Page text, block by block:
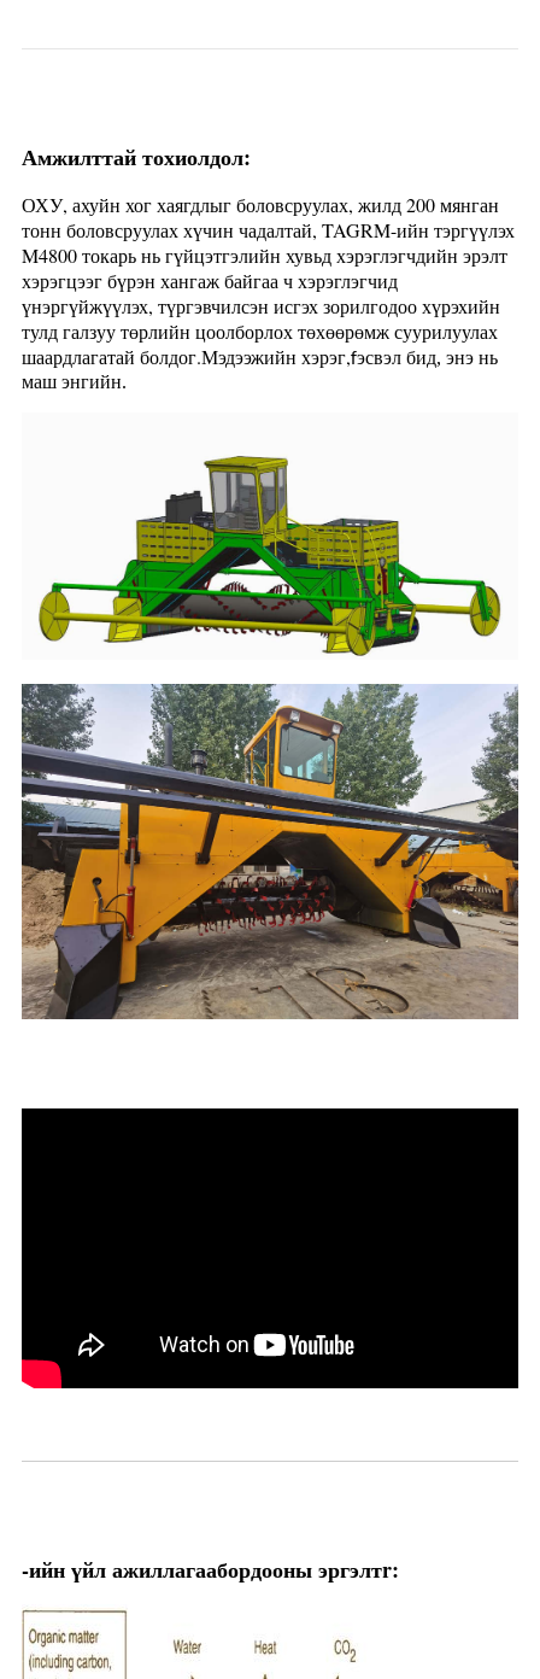
Амжилттай тохиолдол:
ОХУ, ахуйн хог хаягдлыг боловсруулах, жилд 200 мянган
тонн боловсруулах хүчин чадалтай, TAGRM-ийн тэргүүлэх
M4800 токарь нь гүйцэтгэлийн хувьд хэрэглэгчдийн эрэлт
хэрэгцээг бүрэн хангаж байгаа ч хэрэглэгчид
үнэргүйжүүлэх, түргэвчилсэн исгэх зорилгодоо хүрэхийн
тулд галзуу төрлийн цоолборлох төхөөрөмж суурилуулах
шаардлагатай болдог.Мэдээжийн хэрэг,fэсвэл бид, энэ нь
маш энгийн.
-ийн үйл ажиллагаабордооны эргэлтr: